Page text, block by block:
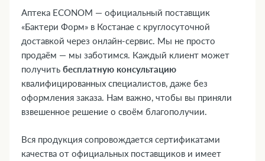
Аптека ECONOM — официальный поставщик
«Бактери Форм» в Костанае с круглосуточной
доставкой через онлайн-сервис. Мы не просто
продаём — мы заботимся. Каждый клиент может
получить бесплатную консультацию
квалифицированных специалистов, даже без
оформления заказа. Нам важно, чтобы вы приняли
взвешенное решение о своём благополучии.
Вся продукция сопровождается сертификатами
качества от официальных поставщиков и имеет